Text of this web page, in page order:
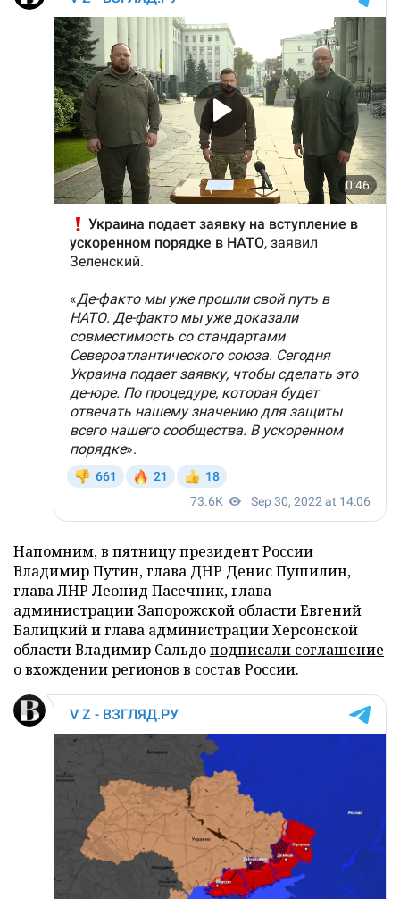
Напомним, в пятницу президент России
Владимир Путин, глава ДНР Денис Пушилин,
глава ЛНР Леонид Пасечник, глава
администрации Запорожской области Евгений
Балицкий и глава администрации Херсонской
области Владимир Сальдоподписали соглашение
о вхождении регионов в состав России.